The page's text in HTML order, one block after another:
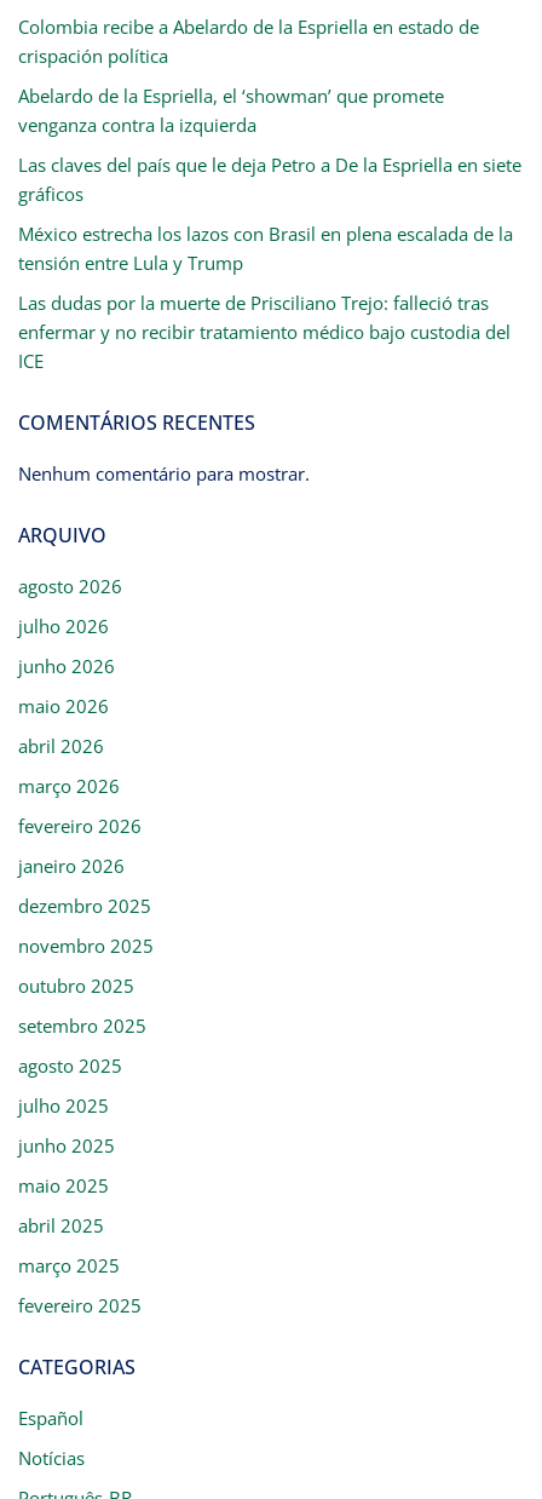
Colombia recibe a Abelardo de la Espriella en estado de
crispación política
Abelardo de la Espriella, el ‘showman’ que promete
venganza contra la izquierda
Las claves del país que le deja Petro a De la Espriella en siete
gráficos
México estrecha los lazos con Brasil en plena escalada de la
tensión entre Lula y Trump
Las dudas por la muerte de Prisciliano Trejo: falleció tras
enfermar y no recibir tratamiento médico bajo custodia del
ICE
COMENTÁRIOS RECENTES
Nenhum comentário para mostrar.
ARQUIVO
agosto 2026
julho 2026
junho 2026
maio 2026
abril 2026
março 2026
fevereiro 2026
janeiro 2026
dezembro 2025
novembro 2025
outubro 2025
setembro 2025
agosto 2025
julho 2025
junho 2025
maio 2025
abril 2025
março 2025
fevereiro 2025
CATEGORIAS
Español
Notícias